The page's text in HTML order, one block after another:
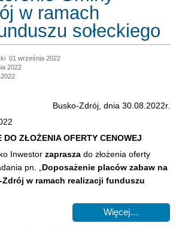
w ramach
sołeckiego
01 września 2022
2022
Busko-Zdrój, dnia 30.08.2022r.
DO ZŁOŻENIA OFERTY CENOWEJ
Inwestor zaprasza do złożenia oferty
pn. „ Doposażenie placów zabaw na
w ramach realizacji funduszu
Więcej…